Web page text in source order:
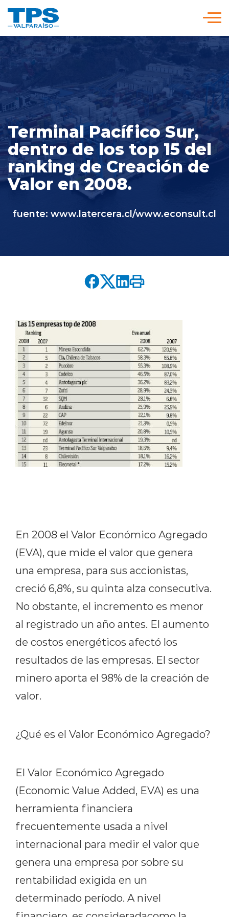
Somos TPS
Nuestra Visión Estratégica
Servicios y Tarifas
Políticas y Procedimientos
Prensa
Terminal Pacífico Sur,
dentro de los top 15 del
ranking de Creación de
Valor en 2008.
fuente: www.latercera.cl/www.econsult.cl
En 2008 el Valor Económico Agregado
(EVA), que mide el valor que genera
una empresa, para sus accionistas,
creció 6,8%, su quinta alza consecutiva.
No obstante, el incremento es menor
al registrado un año antes. El aumento
de costos energéticos afectó los
resultados de las empresas. El sector
minero aporta el 98% de la creación de
valor.
¿Qué es el Valor Económico Agregado?
El Valor Económico Agregado
(Economic Value Added, EVA) es una
herramienta financiera
frecuentemente usada a nivel
internacional para medir el valor que
genera una empresa por sobre su
rentabilidad exigida en un
determinado período. A nivel